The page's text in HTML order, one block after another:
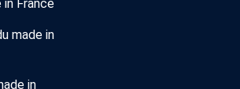
in France
made in
in